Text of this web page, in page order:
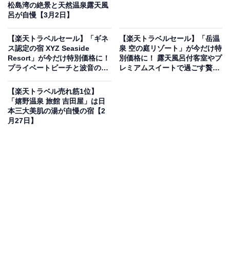
この宿泊施設のおすすめポイントは？
岩手県の里山に佇む「花巻温泉 佳松園」は、贅を尽くし
松島湾の絶景と天然温泉露天風
呂が自慢【3月2日】
【楽天トラベルセール】「ギネ
ス認定の宿 XYZ Seaside
Resort」が今だけ特別価格に！
プライベートビーチと波音の露
日】
【楽天トラベルセール】「岳温
泉 空の庭リゾート」が今だけ特
別価格に！ 露天風呂付客室やプ
レミアムスイートで過ごす贅沢
【楽天トラベル売れ筋1位】
「嬉野温泉 旅館 吉田屋」は日
本三大美肌の湯が自慢の宿【2
月27日】